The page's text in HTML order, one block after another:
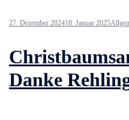
27. Dezember 202418. Januar 2025
Danke